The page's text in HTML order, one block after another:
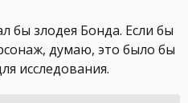
бы злодея Бонда. Если бы
думаю, это было бы
исследования.